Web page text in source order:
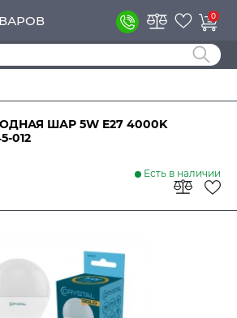
0
ШАР 5W E27 4000K
012
Есть в наличии